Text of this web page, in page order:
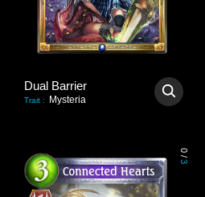
Dual Barrier
Trait : Mysteria
0
/
3